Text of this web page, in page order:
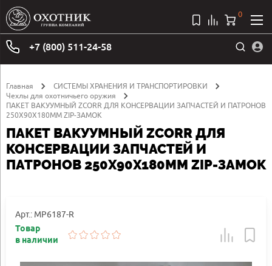
+7 (800) 511-24-58
0
Главная
СИСТЕМЫ ХРАНЕНИЯ И ТРАНСПОРТИРОВКИ
Чехлы для охотничьего оружия
ПАКЕТ ВАКУУМНЫЙ ZCORR ДЛЯ КОНСЕРВАЦИИ ЗАПЧАСТЕЙ И ПАТРОНОВ
250Х90Х180ММ ZIP-ЗАМОК
ПАКЕТ ВАКУУМНЫЙ ZCORR ДЛЯ
КОНСЕРВАЦИИ ЗАПЧАСТЕЙ И
ПАТРОНОВ 250Х90Х180ММ ZIP-ЗАМОК
Арт.: MP6187-R
Товар
в наличии